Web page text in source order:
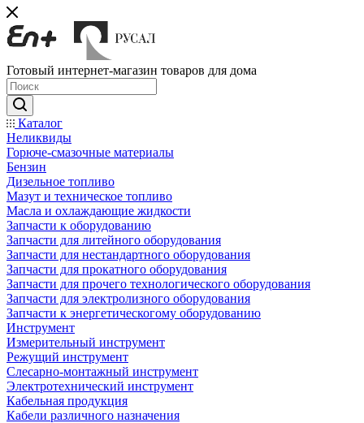
Готовый интернет-магазин товаров для дома
Каталог
Неликвиды
Горюче-смазочные материалы
Бензин
Дизельное топливо
Мазут и техническое топливо
Масла и охлаждающие жидкости
Запчасти к оборудованию
Запчасти для литейного оборудования
Запчасти для нестандартного оборудования
Запчасти для прокатного оборудования
Запчасти для прочего технологического оборудования
Запчасти для электролизного оборудования
Запчасти к энергетическогому оборудованию
Инструмент
Измерительный инструмент
Режущий инструмент
Слесарно-монтажный инструмент
Электротехнический инструмент
Кабельная продукция
Кабели различного назначения